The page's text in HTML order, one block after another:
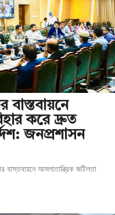
বাস্তবায়নে
করে দ্রুত
জনপ্রশাসন
বাস্তবায়নে আমলাতান্ত্রিক জটিলতা